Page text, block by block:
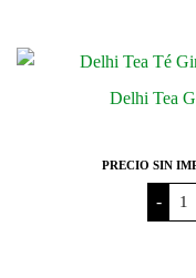
Delhi Tea
PRECIO SIN
-
Delhi
Tea